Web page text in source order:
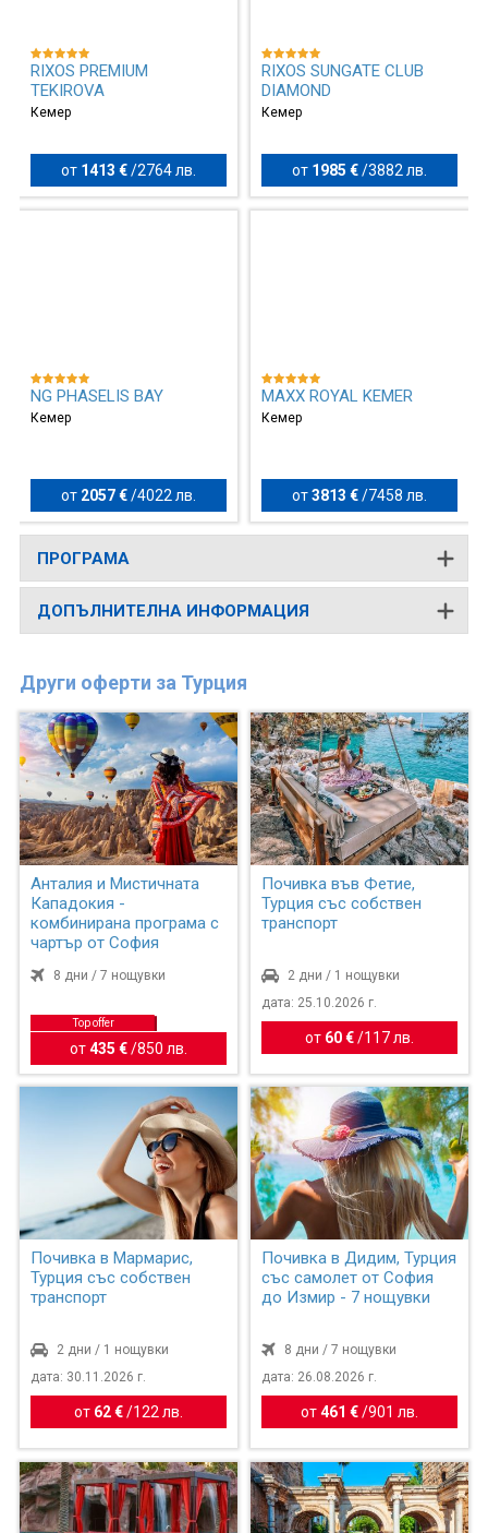
RIXOS PREMIUM
TEKIROVA
Кемер
от 1413 € /2764 лв.
RIXOS SUNGATE CLUB
DIAMOND
Кемер
от 1985 €/3882 лв.
NG PHASELIS BAY
Кемер
от 2057 € /4022 лв.
MAXX ROYAL KEMER
Кемер
от3813 €/ 7458 лв.
ПРОГРАМА
ДОПЪЛНИТЕЛНА ИНФОРМАЦИЯ
Други оферти за Турция
Анталия и Мистичната
Кападокия -
комбинирана програма с
чартър от София
8 дни / 7 нощувки
Top offer
от435 € /850 лв.
Почивка във Фетие,
Турция със собствен
транспорт
2 дни / 1 нощувки
дата: 25.10.2026 г.
от 60 €/ 117 лв.
Почивка в Мармарис,
Турция със собствен
транспорт
2 дни / 1 нощувки
дата: 30.11.2026 г.
от 62 € / 122 лв.
Почивка в Дидим, Турция
със самолет от София
до Измир - 7 нощувки
8 дни / 7 нощувки
дата: 26.08.2026 г.
от461 €/901 лв.